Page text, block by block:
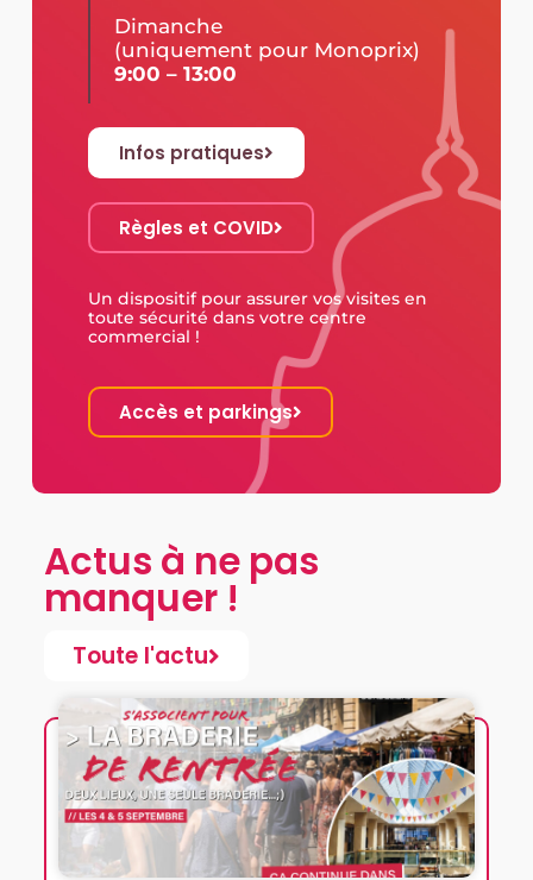
Dimanche
(uniquement pour Monoprix)
9:00 – 13:00
Infos pratiques
Règles et COVID
Un dispositif pour assurer vos visites en
toute sécurité dans votre centre
commercial !
Accès et parkings
Actus à ne pas
manquer !
Toute l'actu